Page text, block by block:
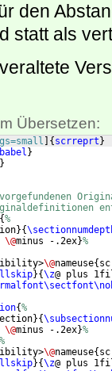
den
statt als
Übersetzen:
{ scrreprt }
babel }
}
{%
}{
\@minus -.2ex}%
\@nameuse{
}{\z@ plus
{%
}{
\@minus -.2ex}%
%
\@nameuse{
}{\z@ plus